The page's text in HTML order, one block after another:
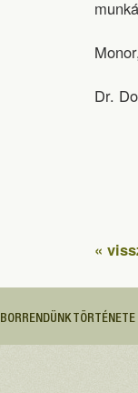
Dr.
«
BORRENDÜNK TÖRTÉNETE